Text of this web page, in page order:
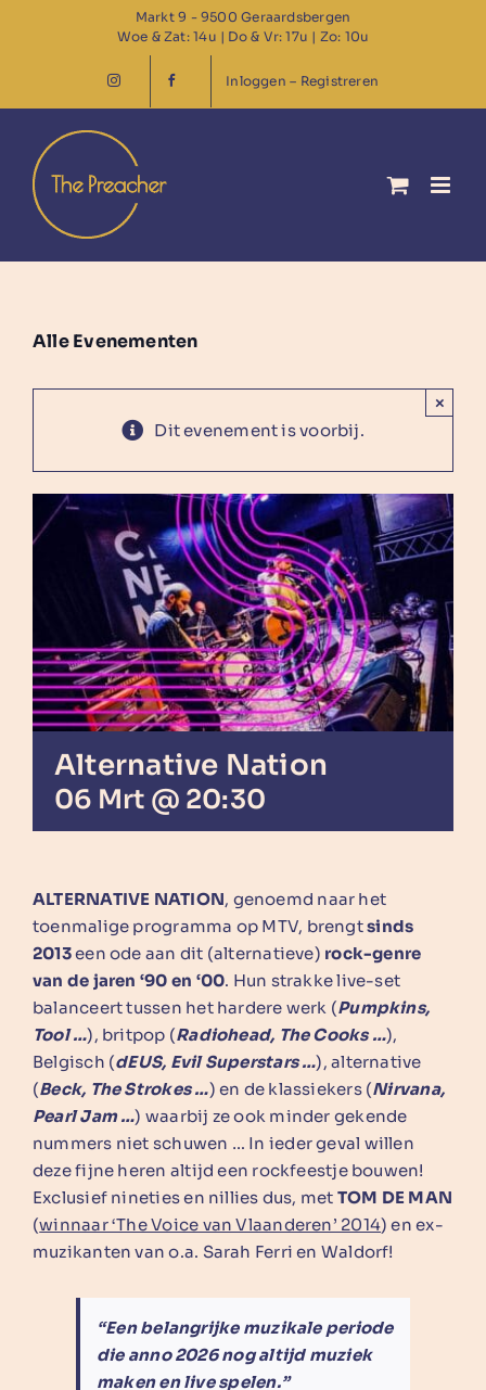
Markt 9 - 9500 Geraardsbergen
Woe & Zat: 14u | Do & Vr: 17u | Zo: 10u
Inloggen – Registreren
Alle Evenementen
Dit evenement is voorbij.
×
Alternative Nation
06 Mrt @ 20:30
ALTERNATIVE NATION, genoemd naar het
toenmalige programma op MTV, brengtsinds
2013een ode aan dit (alternatieve) rock-genre
van de jaren ‘90 en ‘00. Hun strakke live-set
balanceert tussen het hardere werk (Pumpkins,
Tool …), britpop (Radiohead, The Cooks …),
Belgisch (dEUS, Evil Superstars …), alternative
(Beck, The Strokes …) en de klassiekers (Nirvana,
Pearl Jam …) waarbij ze ook minder gekende
nummers niet schuwen … In ieder geval willen
deze fijne heren altijd een rockfeestje bouwen!
Exclusief nineties en nillies dus, met TOM DE MAN
(winnaar ‘The Voice van Vlaanderen’ 2014) en ex-
muzikanten van o.a. Sarah Ferri en Waldorf!
“Een belangrijke muzikale periode
die anno 2026 nog altijd muziek
maken en live spelen.”